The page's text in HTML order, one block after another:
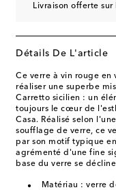
Livraison offerte
Détails De L'article
Ce verre à vin rouge
réaliser une superbe
Carretto sicilien : un
toujours le cœur de
Casa. Réalisé selon
soufflage de verre, ce
par son motif typique
agrémenté d'une fine
base du verre se
Matériau : verre